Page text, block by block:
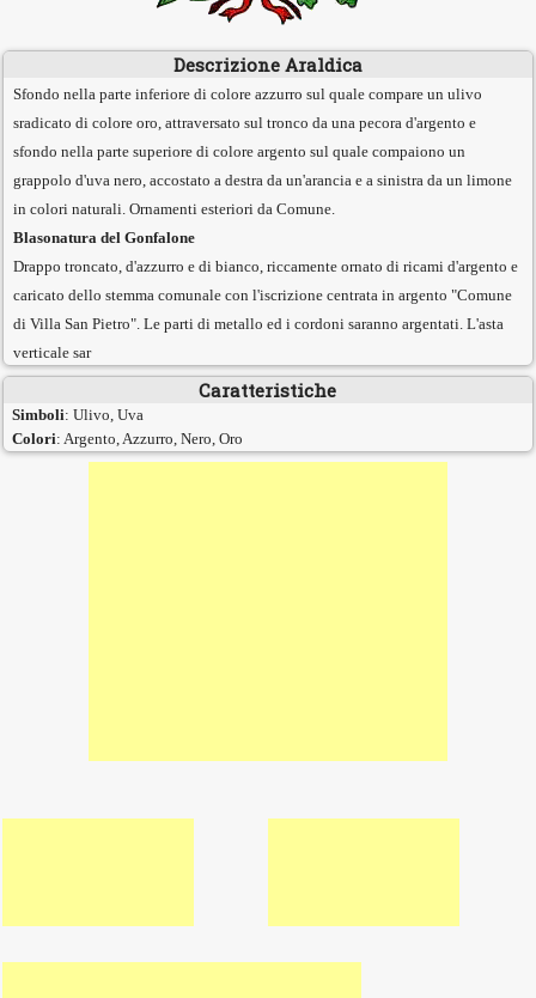
Descrizione Araldica
Sfondo nella parte inferiore di colore azzurro sul quale compare un ulivo
sradicato di colore oro, attraversato sul tronco da una pecora d'argento e
sfondo nella parte superiore di colore argento sul quale compaiono un
grappolo d'uva nero, accostato a destra da un'arancia e a sinistra da un limone
in colori naturali. Ornamenti esteriori da Comune.
Blasonatura del Gonfalone
Drappo troncato, d'azzurro e di bianco, riccamente ornato di ricami d'argento e
caricato dello stemma comunale con l'iscrizione centrata in argento "Comune
di Villa San Pietro". Le parti di metallo ed i cordoni saranno argentati. L'asta
verticale sar
Caratteristiche
Simboli: Ulivo, Uva
Colori: Argento, Azzurro, Nero, Oro